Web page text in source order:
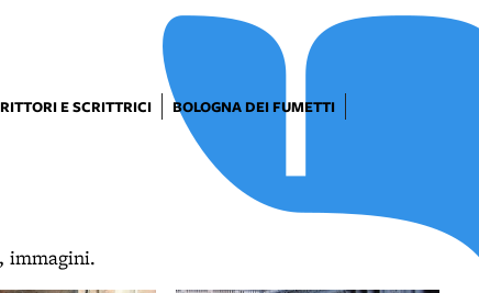
E SCRITTRICI
BOLOGNA DEI FUMETTI
immagini.